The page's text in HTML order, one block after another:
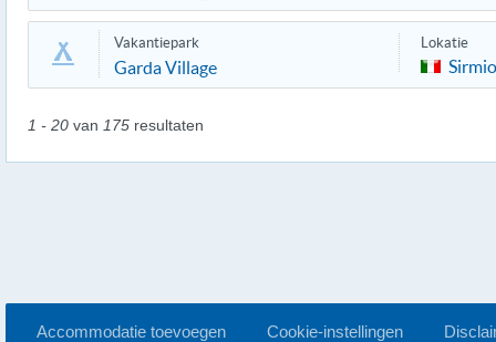
Vakantiepark
Garda Village
Lokatie
1 - 20 van 175 resultaten
Accommodatie toevoegen Cookie-instellingen